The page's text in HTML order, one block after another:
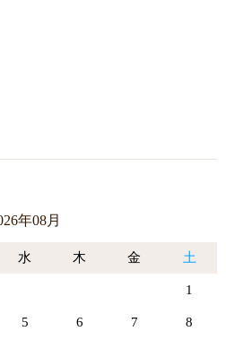
年08月
水 木 金 土
1
5 6 7 8